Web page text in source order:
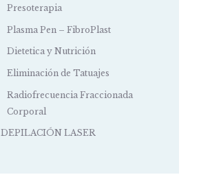
Presoterapia
Plasma Pen – FibroPlast
Dietetica y Nutrición
Eliminación de Tatuajes
Radiofrecuencia Fraccionada
Corporal
DEPILACIÓN LASER